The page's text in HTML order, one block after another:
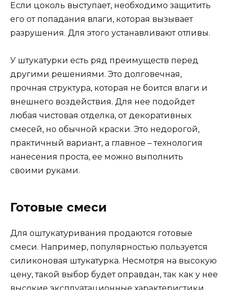
Если цоколь выступает, необходимо защитить
его от попадания влаги, которая вызывает
разрушения. Для этого устанавливают отливы.
У штукатурки есть ряд преимуществ перед
другими решениями. Это долговечная,
прочная структура, которая не боится влаги и
внешнего воздействия. Для нее подойдет
любая чистовая отделка, от декоративных
смесей, но обычной краски. Это недорогой,
практичный вариант, а главное – технология
нанесения проста, ее можно выполнить
своими руками.
Готовые смеси
Для оштукатуривания продаются готовые
смеси. Например, популярностью пользуется
силиконовая штукатурка. Несмотря на высокую
цену, такой выбор будет оправдан, так как у нее